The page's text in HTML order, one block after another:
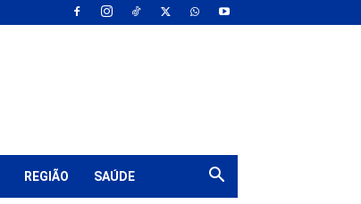
REGIÃO SAÚDE